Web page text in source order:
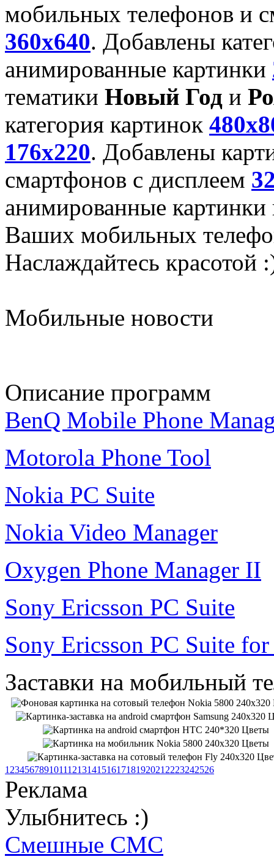
мобильных телефонов и
360x640. Добавлены
анимированные картинки
тематики Новый Год и
категория картинок
176x220. Добавлены
смартфонов с дисплеем
анимированные картинки
Ваших мобильных
Наслаждайтесь красотой
Мобильные новости
Описание программ
BenQ Mobile Phone
Motorola Phone Tool
Nokia PC Suite
Nokia Video Manager
Oxygen Phone Manager II
Sony Ericsson PC Suite
Sony Ericsson PC Suite
Заставки на мобильный
1 23456789101112131415161718192021 2223242526
Реклама
Улыбнитесь :)
Смешные СМС